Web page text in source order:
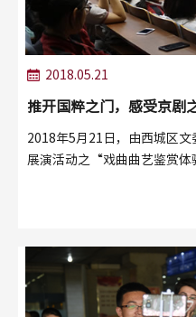
2018.05.21
推开国粹之门，感受京剧
2018年5月21日，由西城区
展演活动之“戏曲曲艺鉴赏